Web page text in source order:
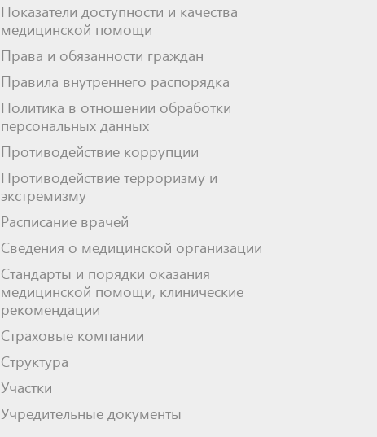
Показатели доступности и качества
медицинской помощи
Права и обязанности граждан
Правила внутреннего распорядка
Политика в отношении обработки
персональных данных
Противодействие коррупции
Противодействие терроризму и
экстремизму
Расписание врачей
Сведения о медицинской организации
Стандарты и порядки оказания
медицинской помощи, клинические
рекомендации
Страховые компании
Структура
Участки
Учредительные документы